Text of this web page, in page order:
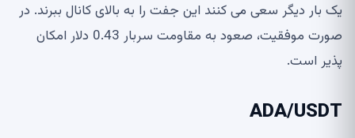
یک بار دیگر سعی می کنند این جفت را به بالای کانال ببرند. در
صورت موفقیت، صعود به مقاومت سربار 0.43 دلار امکان
پذیر است.
ADA/USDT